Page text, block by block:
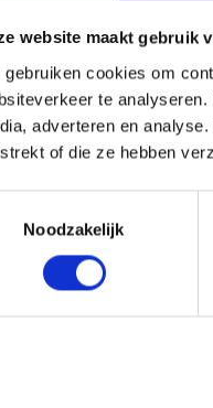
website maakt gebruik
gebruiken cookies om
te
adverteren en
of die ze hebben
Noodzakelijk
demping dan veel andere
tegen vocht,
kosten door lange
10 mm, 12 mm, 16
mm, 55 mm, 60 mm
rechthoek, cirkel,
statisch. Stof hecht
antistatische
tijdens transport en